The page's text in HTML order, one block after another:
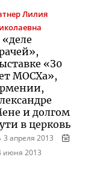
Лилия
«З0
МОСХа»,
и долгом
в церковь
3 апреля 2013
июня 2013